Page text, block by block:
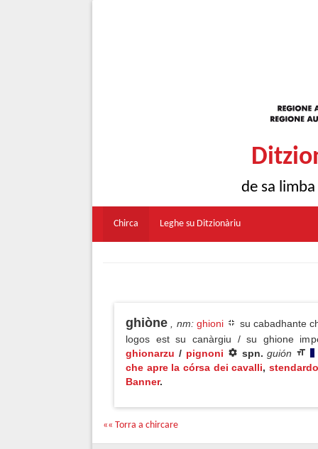
de sa
Chirca Leghe su Ditzionàriu
ghiòne , nm: ghioni
su cabadhante
logos est su canàrgiu / su ghione
ghionarzu / pignoni spn.guión
che apre la córsa dei cavalli,
Banner.
«« Torra a chircare